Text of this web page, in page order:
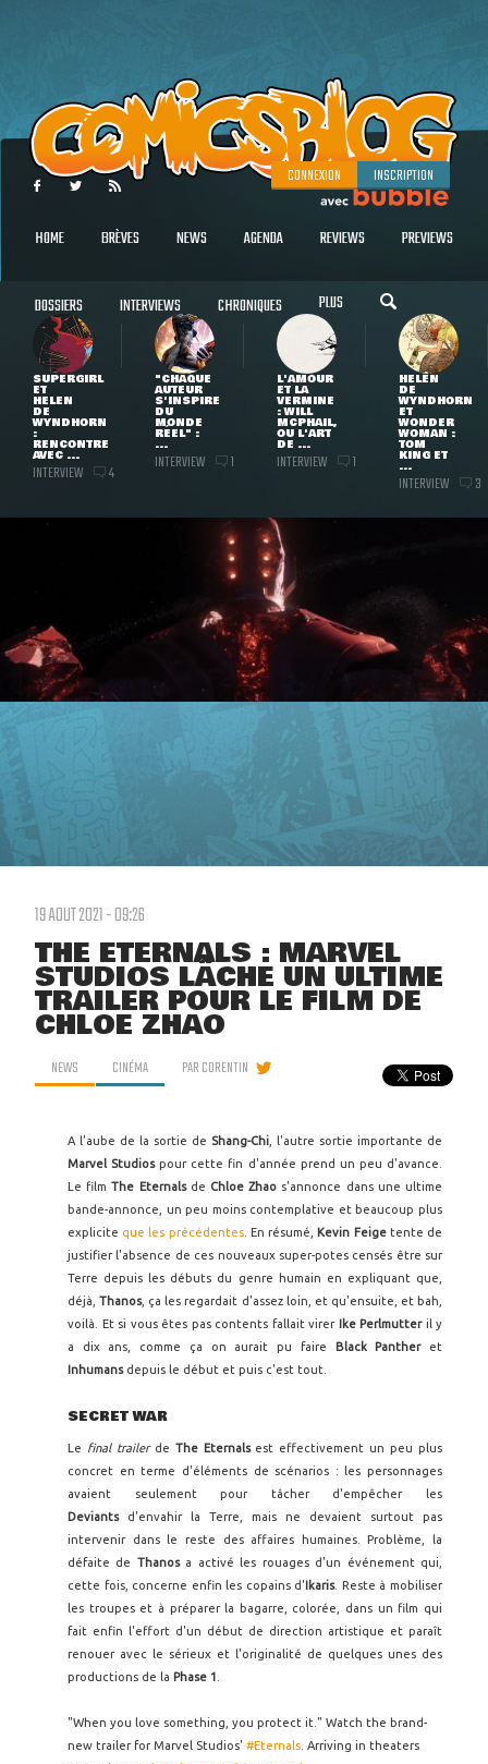
CONNEXION INSCRIPTION
HOME BRÈVES NEWS AGENDA REVIEWS PREVIEWS
DOSSIERS INTERVIEWS CHRONIQUES PLUS
SUPERGIRL
ET
HELEN
DE
WYNDHORN
:
RENCONTRE
AVEC ...
INTERVIEW 4
"CHAQUE
AUTEUR
S'INSPIRE
DU
MONDE
RÉEL" :
...
INTERVIEW 1
L'AMOUR
ET LA
VERMINE
: WILL
MCPHAIL,
OU L'ART
DE ...
INTERVIEW 1
HELEN
DE
WYNDHORN
ET
WONDER
WOMAN :
TOM
KING ET
...
INTERVIEW 3
19 AOUT 2021 - 09:26
THE ETERNALS : MARVEL
STUDIOS LÂCHE UN ULTIME
TRAILER POUR LE FILM DE
CHLOE ZHAO
NEWS CINÉMA PARCORENTIN
A l'aube de la sortie de Shang-Chi , l'autre sortie importante de
Marvel Studiospour cette fin d'année prend un peu d'avance.
Le filmThe Eternalsde Chloe Zhao s'annonce dans une ultime
bande-annonce, un peu moins contemplative et beaucoup plus
explicite que les précédentes. En résumé, Kevin Feigetente de
justifier l'absence de ces nouveaux super-potes censés être sur
Terre depuis les débuts du genre humain en expliquant que,
déjà,Thanos, ça les regardait d'assez loin, et qu'ensuite, et bah,
voilà. Et si vous êtes pas contents fallait virer Ike Perlmutteril y
a dix ans, comme ça on aurait pu faire
Black Pantheret
Inhumansdepuis le début et puis c'est tout.
SECRET WAR
Le final trailerde The Eternalsest effectivement un peu plus
concret en terme d'éléments de scénarios : les personnages
avaient seulement pour tâcher d'empêcher les
Deviantsd'envahir la Terre, mais ne devaient surtout pas
intervenir dans le reste des affaires humaines. Problème, la
défaite de Thanosa activé les rouages d'un événement qui,
cette fois, concerne enfin les copains d' Ikaris. Reste à mobiliser
les troupes et à préparer la bagarre, colorée, dans un film qui
fait enfin l'effort d'un début de direction artistique et paraît
renouer avec le sérieux et l'originalité de quelques unes des
productions de la Phase 1
"When you love something, you protect it." Watch the brand-
new trailer for Marvel Studios' #Eternals . Arriving in theaters